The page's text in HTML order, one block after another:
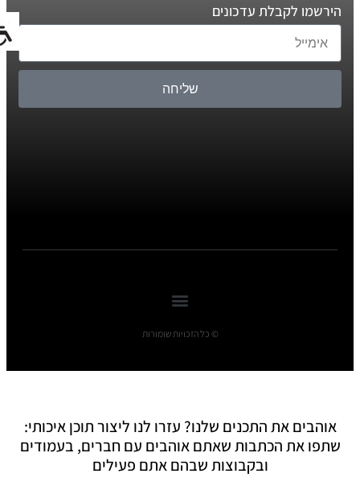
הירשמו לקבלת עדכונים
שליחה
© כל הזכויות שומורות
אוהבים את התכנים שלנו? עזרו לנו ליצור תוכן איכותי:
שתפו את הכתבות שאתם אוהבים עם חברים, בעמודים
ובקבוצות שבהם אתם פעילים